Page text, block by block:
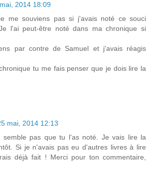
2014 18:09
me souviens pas si j'avais noté ce souci
l'ai peut-être noté dans ma chronique si
par contre de Samuel et j'avais réagis
tu me fais penser que je dois lire la
mai, 2014 12:13
semble pas que tu l'as noté. Je vais lire la
Si je n'avais pas eu d'autres livres à lire
déjà fait ! Merci pour ton commentaire,